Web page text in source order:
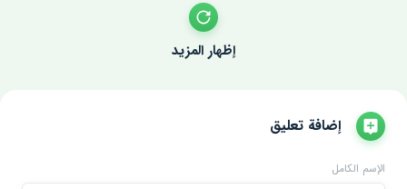
إظهار المزيد
إضافة تعليق
الإسم الكامل